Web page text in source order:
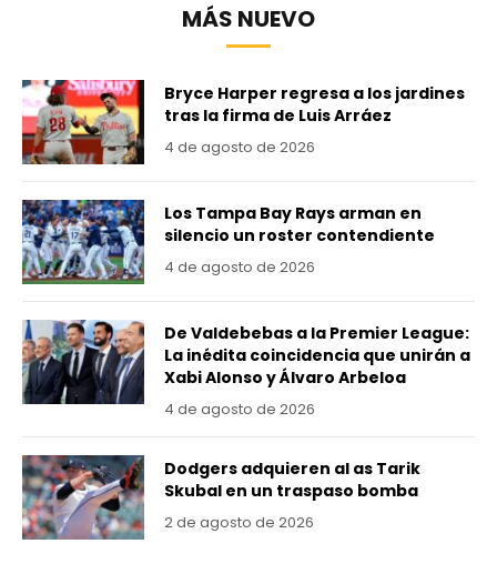
MÁS NUEVO
Bryce Harper regresa a los jardines
tras la firma de Luis Arráez
4 de agosto de 2026
Los Tampa Bay Rays arman en
silencio un roster contendiente
4 de agosto de 2026
De Valdebebas a la Premier League:
La inédita coincidencia que unirán a
Xabi Alonso y Álvaro Arbeloa
4 de agosto de 2026
Dodgers adquieren al as Tarik
Skubal en un traspaso bomba
2 de agosto de 2026